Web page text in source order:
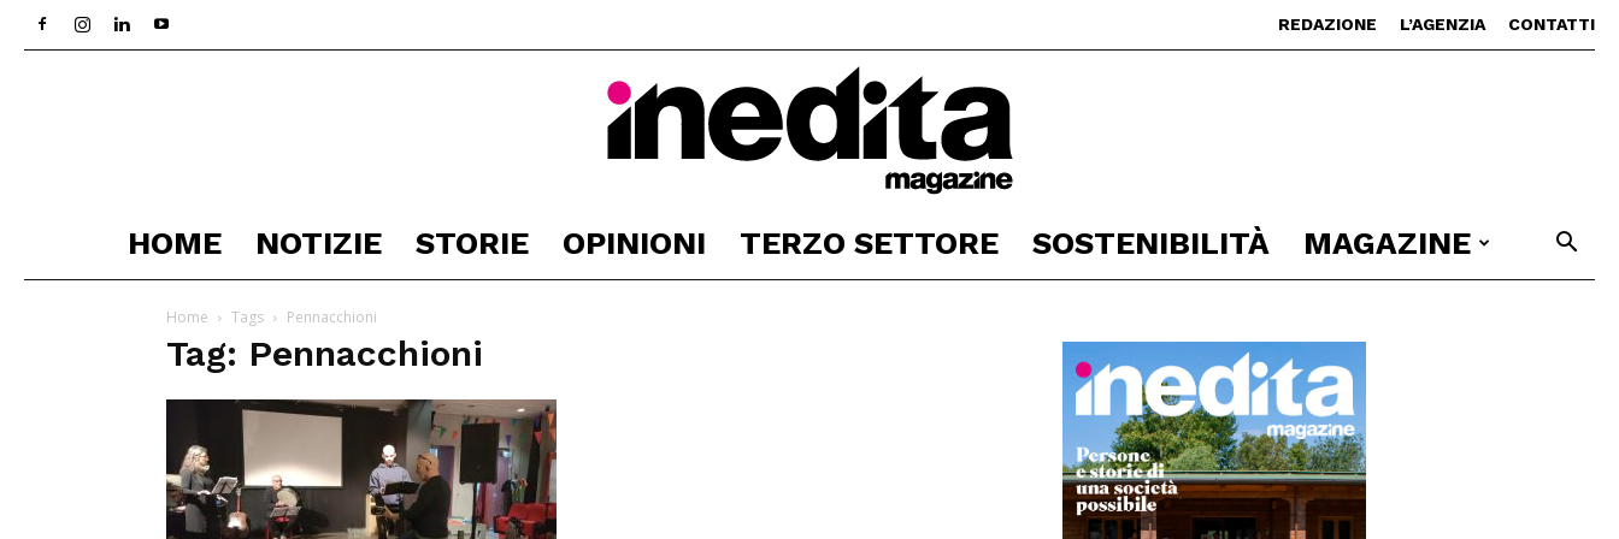
REDAZIONE L’AGENZIA CONTATTI
Inedita
HOME NOTIZIE STORIE OPINIONI TERZO SETTORE SOSTENIBILITÀ MAGAZINE
Home Tags Pennacchioni
Tag: Pennacchioni